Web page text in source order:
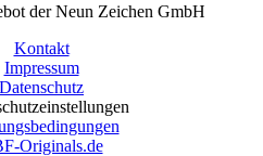
der Neun Zeichen GmbH
Kontakt
Impressum
Datenschutz
Originals.de